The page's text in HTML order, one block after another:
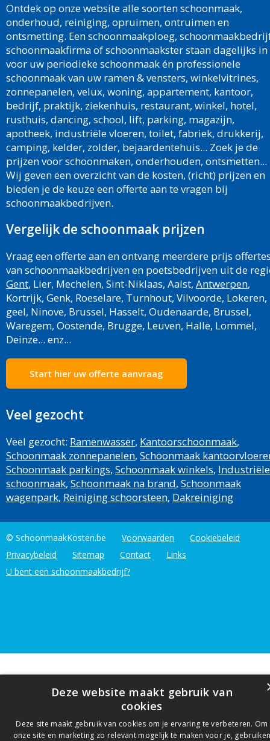
Ontdek op onze website alle soorten schoonmaak,
onderhoud, reiniging, opruimen, ontruimen en
ontsmetting. Een schoonmaakploeg,
schoonmaakfirma of schoonmaakster staan dagelijks in
voor uw periodieke schoonmaak én professionele
schoonmaak van uw ramen & vensters, winkelvitrines,
zonnepanelen, velux, woning, appartement, kantoor,
bedrijf, praktijk, ziekenhuis, restaurant, winkel, hotel,
rusthuis, dancing, school, lift, parking, magazijn,
apotheek, industriële vloeren, toilet, fabriek, drukkerij,
camping, kelder, zolder, bejaardentehuis... Zoek je de
prijzen voor schoonmaken, onderhouden, ontsmetten...
Wij geven een overzicht van de kosten, (richt) prijzen en
bieden je de keuze een offerte aan te vragen bij
schoonmaakbedrijven.
Vergelijk de schoonmaak prijzen
Vraag een offerte aan en ontvang meerdere prijs
van schoonmaakbedrijven en poetsbedrijven uit de
Gent, Lier, Mechelen, Sint-Niklaas, Aalst, Antwerpen,
Kortrijk, Genk, Roeselare, Turnhout, Vilvoorde, Lokeren,
geel, Ninove, Brussel, Hasselt, Oudenaarde, Brussel,
Waregem, Oostende, Brugge, Leuven, Halle, Lommel,
Deinze... enz...
Start hier uw offerte aanvraag
Veel gezocht
Veel gezocht: Ramenwasser, Kantoorschoonmaak,
Schoonmaak zonnepanelen, Schoonmaak
Schoonmaak parkings, Schoonmaak winkels, Industriële
schoonmaak, Schoonmaak na brand, Schoonmaak
wagenpark, Reiniging schoorsteen, Dakreiniging
© SchoonmaakKosten.be Voorwaarden
Cookiebeleid
Privacybeleid
Sitemap Contact
Links
U bent een schoonmaakbedrijf?
Deze website maakt gebruik van
cookies
Deze site maakt gebruik van cookies om je ervaring te verbeteren. Om
onze site en marketing zo relevant mogelijk te maken voor je,